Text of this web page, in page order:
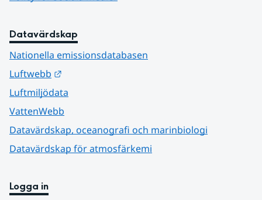
Datavärdskap
Nationella emissionsdatabasen
Luftwebb
Luftmiljödata
VattenWebb
Datavärdskap, oceanografi och marinbiologi
Datavärdskap för atmosfärkemi
Logga in